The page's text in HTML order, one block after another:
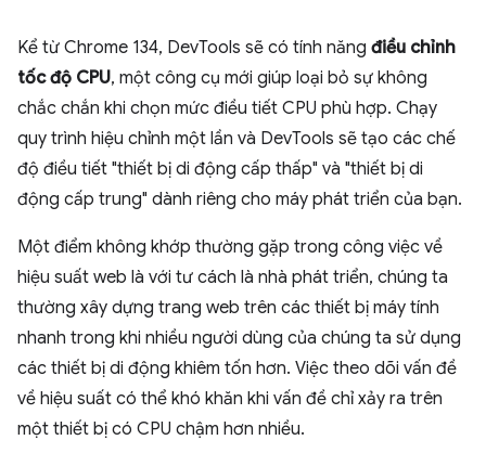
Kể từ Chrome 134, DevTools sẽ có tính năng điều chỉnh
tốc độ CPU, một công cụ mới giúp loại bỏ sự không
chắc chắn khi chọn mức điều tiết CPU phù hợp. Chạy
quy trình hiệu chỉnh một lần và DevTools sẽ tạo các chế
độ điều tiết "thiết bị di động cấp thấp" và "thiết bị di
động cấp trung" dành riêng cho máy phát triển của bạn.
Một điểm không khớp thường gặp trong công việc về
hiệu suất web là với tư cách là nhà phát triển, chúng ta
thường xây dựng trang web trên các thiết bị máy tính
nhanh trong khi nhiều người dùng của chúng ta sử dụng
các thiết bị di động khiêm tốn hơn. Việc theo dõi vấn đề
về hiệu suất có thể khó khăn khi vấn đề chỉ xảy ra trên
một thiết bị có CPU chậm hơn nhiều.